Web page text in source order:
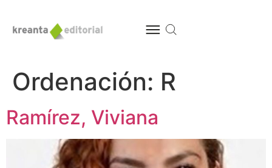
Ordenación: R
Ramírez, Viviana